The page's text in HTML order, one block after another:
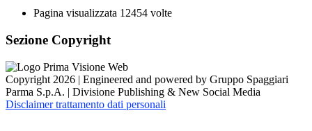
Pagina visualizzata 12454 volte
Sezione Copyright
Copyright 2026 | Engineered and powered by Gruppo Spaggiari
Parma S.p.A. | Divisione Publishing & New Social Media
Disclaimer trattamento dati personali